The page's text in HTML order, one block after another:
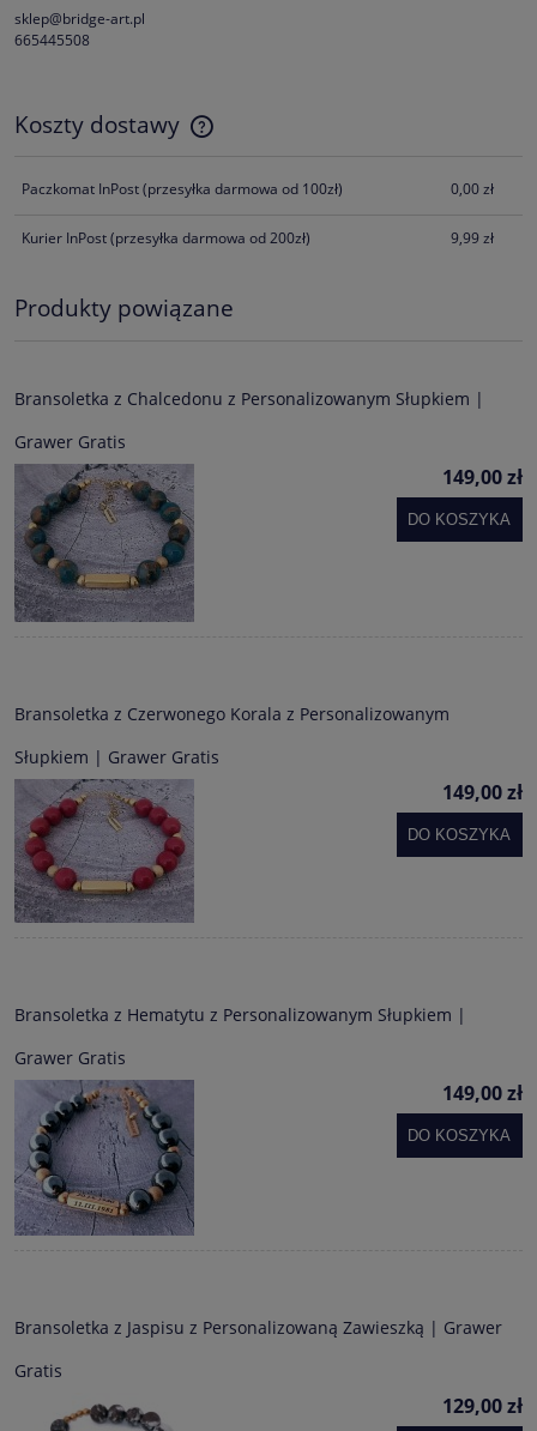
sklep@bridge-art.pl
665445508
Koszty dostawy
Cena nie zawiera ewentualnych kosztów płatności
Paczkomat InPost(przesyłka darmowa od 100zł) 0,00 zł
Kurier InPost(przesyłka darmowa od 200zł) 9,99 zł
Produkty powiązane
Bransoletka z Chalcedonu z Personalizowanym Słupkiem |
Grawer Gratis
149,00 zł
DO KOSZYKA
Bransoletka z Czerwonego Korala z Personalizowanym
Słupkiem | Grawer Gratis
149,00 zł
DO KOSZYKA
Bransoletka z Hematytu z Personalizowanym Słupkiem |
Grawer Gratis
149,00 zł
DO KOSZYKA
Bransoletka z Jaspisu z Personalizowaną Zawieszką | Grawer
Gratis
129,00 zł